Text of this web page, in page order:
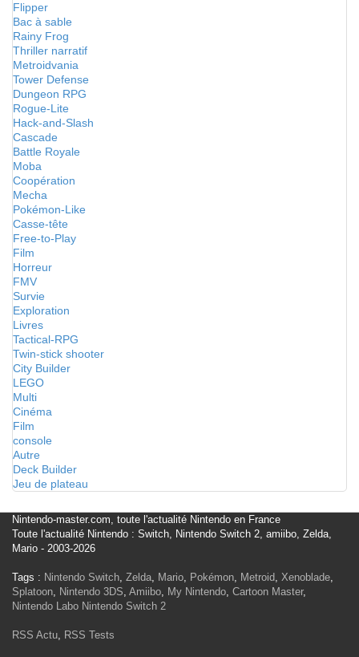
Flipper
Bac à sable
Rainy Frog
Thriller narratif
Metroidvania
Tower Defense
Dungeon RPG
Rogue-Lite
Hack-and-Slash
Cascade
Battle Royale
Moba
Coopération
Mecha
Pokémon-Like
Casse-tête
Free-to-Play
Film
Horreur
FMV
Survie
Exploration
Livres
Tactical-RPG
Twin-stick shooter
City Builder
LEGO
Multi
Cinéma
Film
console
Autre
Deck Builder
Jeu de plateau
Nintendo-master.com, toute l'actualité Nintendo en France
Toute l'actualité Nintendo : Switch, Nintendo Switch 2, amiibo, Zelda,
Mario - 2003-2026
Tags : Nintendo Switch, Zelda, Mario, Pokémon, Metroid, Xenoblade,
Splatoon, Nintendo 3DS, Amiibo, My Nintendo, Cartoon Master,
Nintendo Labo Nintendo Switch 2
RSS Actu, RSS Tests